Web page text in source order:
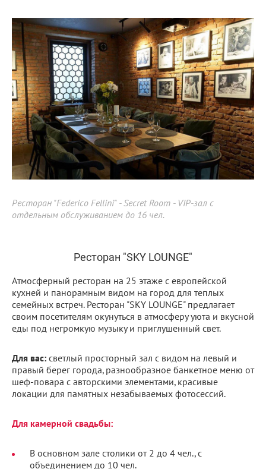
Ресторан "Federico Fellini" - Secret Room - VIP-зал с
отдельным обслуживанием до 16 чел.
Ресторан "SKY LOUNGE"
Атмосферный ресторан на 25 этаже с европейской
кухней и панорамным видом на город для теплых
семейных встреч. Ресторан "SKY LOUNGE" предлагает
своим посетителям окунуться в атмосферу уюта и вкусной
еды под негромкую музыку и приглушенный свет.
Для вас: светлый просторный зал с видом на левый и
правый берег города, разнообразное банкетное меню от
шеф-повара с авторскими элементами, красивые
локации для памятных незабываемых фотосессий.
Для камерной свадьбы:
В основном зале столики от 2 до 4 чел., с
объединением до 10 чел.